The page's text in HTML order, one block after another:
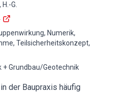
G.
Numerik,
Teilsicherheitskonzept,
+ Grundbau/Geotechnik
der Baupraxis häufig